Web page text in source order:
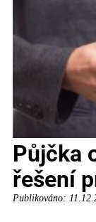
Půjčka
řešení
Publikováno: